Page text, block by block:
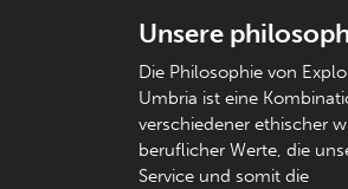
Unsere
Die Philosophie von
Umbria ist eine
verschiedener ethischer
beruflicher Werte, die
Service und somit die